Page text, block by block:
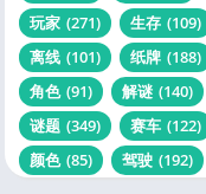
玩家 (271) 生存 (109)
离线 (101) 纸牌 (188)
角色 (91) 解谜 (140)
谜题 (349) 赛车 (122)
颜色 (85) 驾驶 (192)